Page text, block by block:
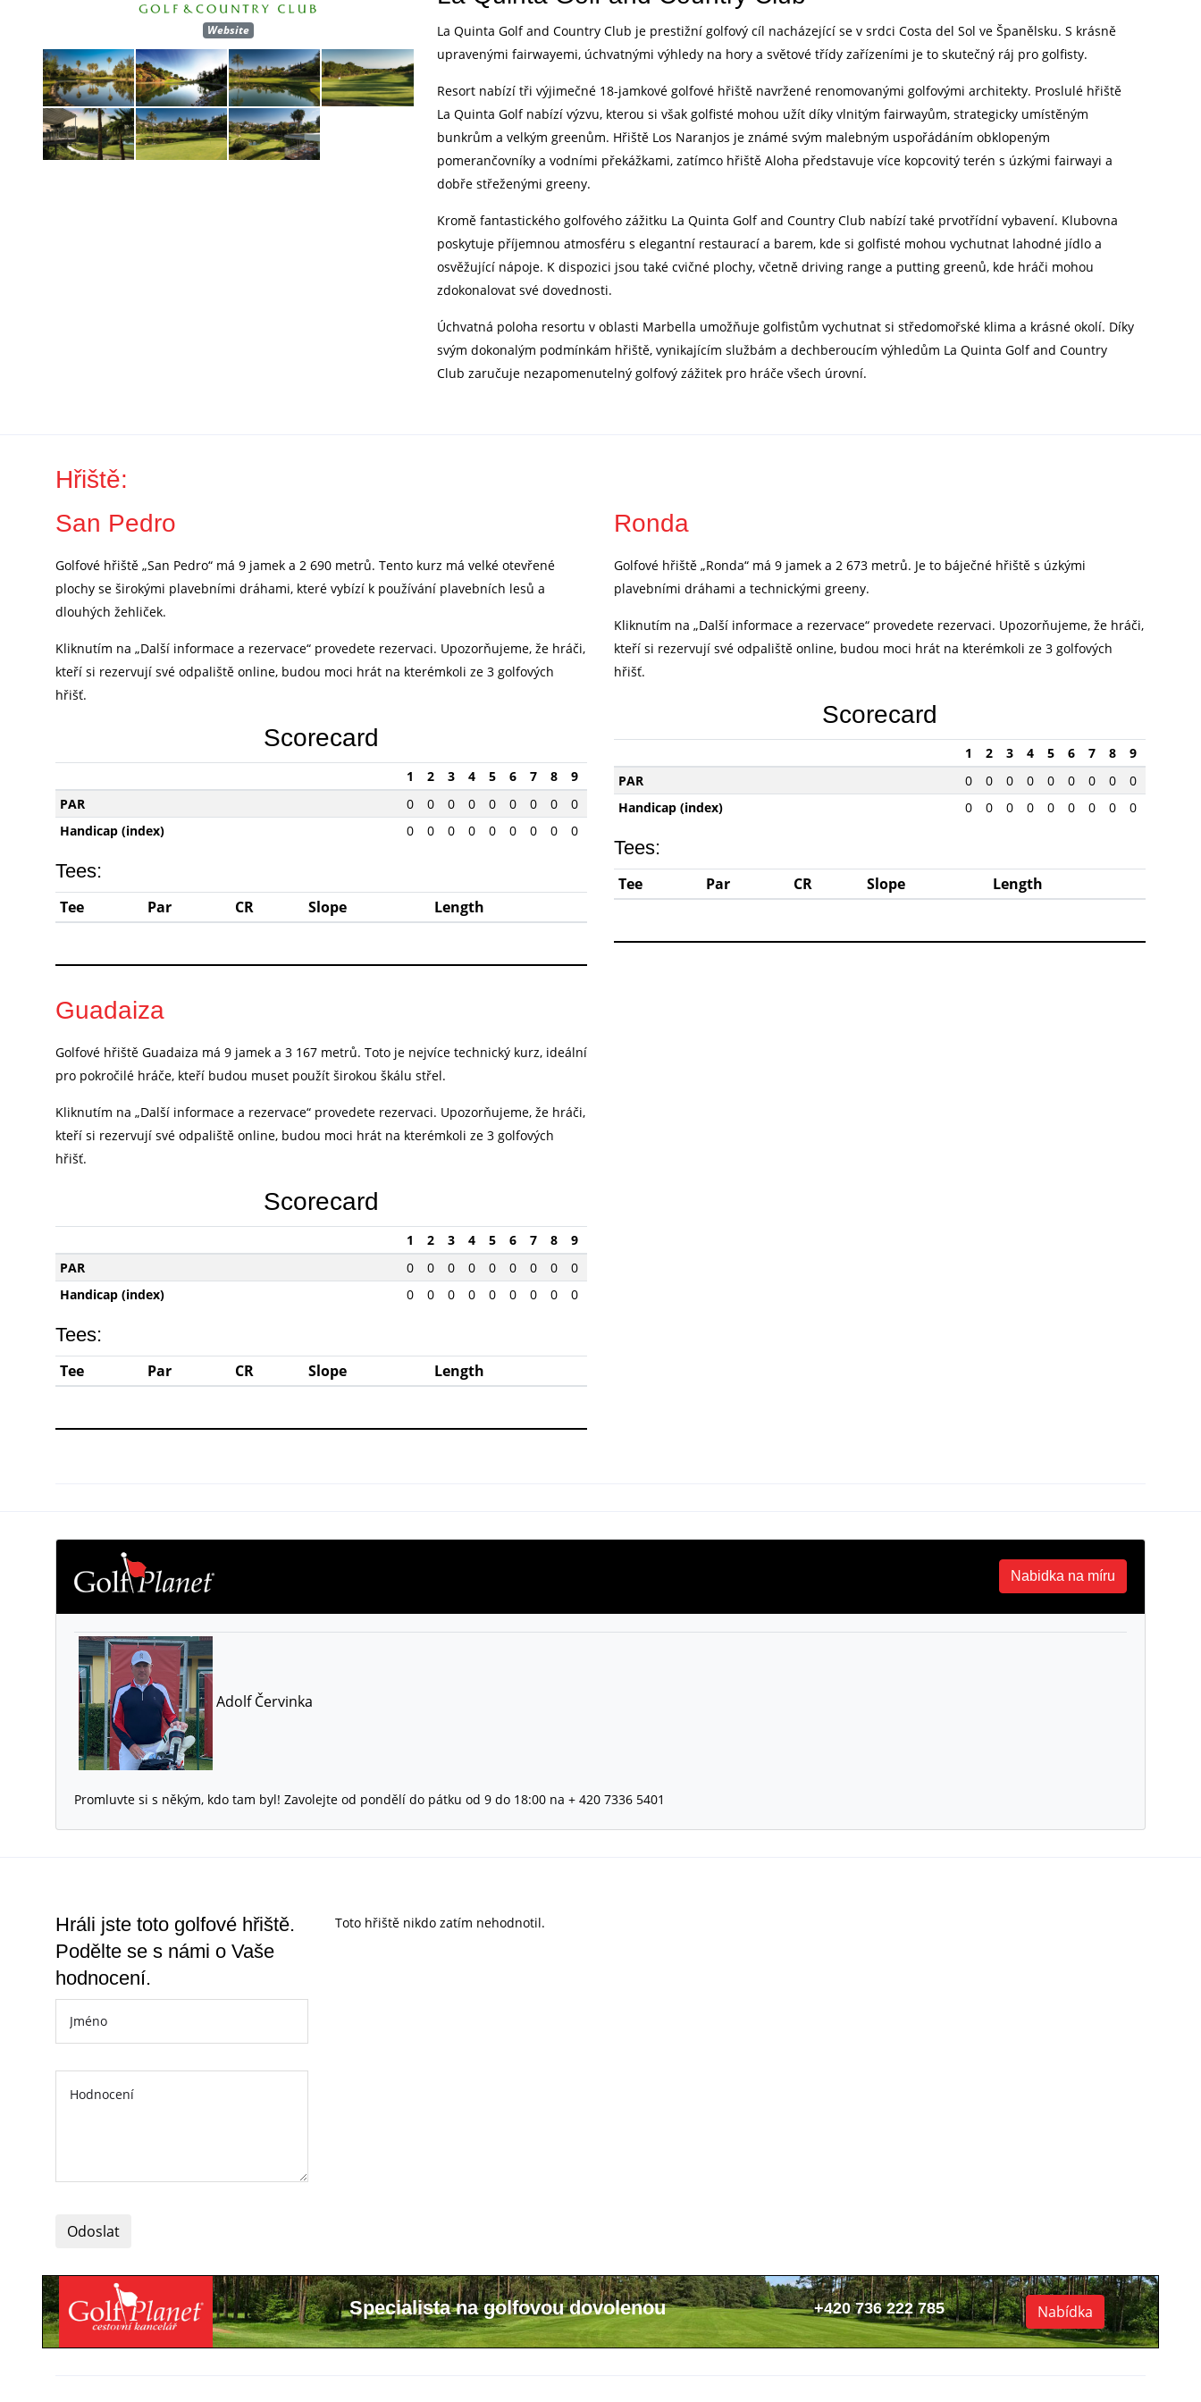
Website
La Quinta Golf and Country Club je prestižní golfový cíl nacházející se v srdci Costa del Sol ve Španělsku. S krásně
upravenými fairwayemi, úchvatnými výhledy na hory a světové třídy zařízeními je to skutečný ráj pro golfisty.
Resort nabízí tři výjimečné 18-jamkové golfové hřiště navržené renomovanými golfovými architekty. Proslulé hřiště
La Quinta Golf nabízí výzvu, kterou si však golfisté mohou užít díky vlnitým fairwayům, strategicky umístěným
bunkrům a velkým greenům. Hřiště Los Naranjos je známé svým malebným uspořádáním obklopeným
pomerančovníky a vodními překážkami, zatímco hřiště Aloha představuje více kopcovitý terén s úzkými fairwayi a
dobře střeženými greeny.
Kromě fantastického golfového zážitku La Quinta Golf and Country Club nabízí také prvotřídní vybavení. Klubovna
poskytuje příjemnou atmosféru s elegantní restaurací a barem, kde si golfisté mohou vychutnat lahodné jídlo a
osvěžující nápoje. K dispozici jsou také cvičné plochy, včetně driving range a putting greenů, kde hráči mohou
zdokonalovat své dovednosti.
Úchvatná poloha resortu v oblasti Marbella umožňuje golfistům vychutnat si středomořské klima a krásné okolí. Díky
svým dokonalým podmínkám hřiště, vynikajícím službám a dechberoucím výhledům La Quinta Golf and Country
Club zaručuje nezapomenutelný golfový zážitek pro hráče všech úrovní.
Hřiště:
San Pedro
Golfové hřiště „San Pedro“ má 9 jamek a 2 690 metrů. Tento kurz má velké otevřené
plochy se širokými plavebními dráhami, které vybízí k používání plavebních lesů a
dlouhých žehliček.
Kliknutím na „Další informace a rezervace“ provedete rezervaci. Upozorňujeme, že hráči,
kteří si rezervují své odpaliště online, budou moci hrát na kterémkoli ze 3 golfových
hřišť.
Scorecard
1 2 3 4 5 6 7 8
9
PAR
0 0 0 0 0 0 0 0
0
Handicap (index)
0 0 0 0 0 0 0 0 0
Tees:
Tee Par CR Slope Length
Ronda
Golfové hřiště „Ronda“ má 9 jamek a 2 673 metrů. Je to báječné hřiště s úzkými
plavebními dráhami a technickými greeny.
Kliknutím na „Další informace a rezervace“ provedete rezervaci. Upozorňujeme, že hráči,
kteří si rezervují své odpaliště online, budou moci hrát na kterémkoli ze 3 golfových
hřišť.
Scorecard
1 2 3 4 5 6 7 8
9
PAR
0 0 0 0 0 0 0 0
0
Handicap (index)
0 0 0 0 0 0 0 0 0
Tees:
Tee Par CR Slope Length
Guadaiza
Golfové hřiště Guadaiza má 9 jamek a 3 167 metrů. Toto je nejvíce technický kurz, ideální
pro pokročilé hráče, kteří budou muset použít širokou škálu střel.
Kliknutím na „Další informace a rezervace“ provedete rezervaci. Upozorňujeme, že hráči,
kteří si rezervují své odpaliště online, budou moci hrát na kterémkoli ze 3 golfových
hřišť.
Scorecard
1 2 3 4 5 6 7 8
9
PAR
0 0 0 0 0 0 0 0
0
Handicap (index)
0 0 0 0 0 0 0 0 0
Tees:
Tee Par CR Slope Length
Nabidka na míru
Adolf Červinka
Promluvte si s někým, kdo tam byl! Zavolejte od pondělí do pátku od 9 do 18:00 na + 420 7336 5401
Hráli jste toto golfové hřiště.
Podělte se s námi o Vaše
hodnocení.
Odoslat
Toto hřiště nikdo zatím nehodnotil.
Specialista na golfovou dovolenou +420 736 222 785 Nabídka